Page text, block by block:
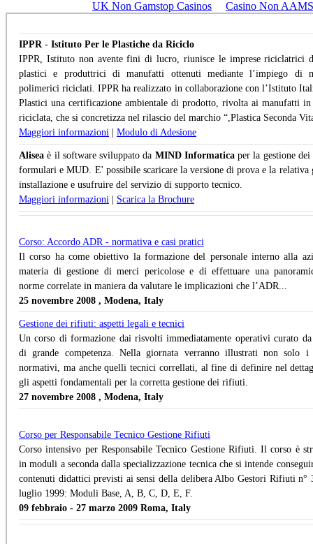
UK Non Gamstop Casinos Casino Non AAMS
IPPR- Istituto Per le Plastiche da Riciclo
IPPR, Istituto non avente fini di lucro, riunisce le imprese riciclatrici
plastici e produttrici di manufatti ottenuti mediante l’impiego di
polimerici riciclati. IPPR ha realizzato in collaborazione con l’Istituto
Plastici una certificazione ambientale di prodotto, rivolta ai manufatti in
riciclata, che si concretizza nel rilascio del marchio “,Plastica Seconda
Maggiori informazioni
Modulo di Adesione
Alisea è il software sviluppato da MIND Informaticaper la gestione dei
formulari e MUD. E' possibile scaricare la versione di prova e la relativa
installazione e usufruire del servizio di supporto tecnico.
Maggiori informazioni
Scarica la Brochure
Corso: Accordo ADR - normativa e casi pratici
Il corso ha come obiettivo la formazione del personale interno alla
materia di gestione di merci pericolose e di effettuare una
norme correlate in maniera da valutare le implicazioni che l’ADR...
25 novembre 2008 , Modena, Italy
Gestione dei rifiuti: aspetti legali e tecnici
Un corso di formazione dai risvolti immediatamente operativi curato
di grande competenza. Nella giornata verranno illustrati non solo i
normativi, ma anche quelli tecnici correllati, al fine di definire nel
gli aspetti fondamentali per la corretta gestione dei rifiuti.
27 novembre 2008 , Modena, Italy
Corso per Responsabile Tecnico Gestione Rifiuti
Corso intensivo per Responsabile Tecnico Gestione Rifiuti. Il corso è
in moduli a seconda dalla specializzazione tecnica che si intende
contenuti didattici previsti ai sensi della delibera Albo Gestori Rifiuti n°
luglio 1999: Moduli Base, A, B, C, D, E, F.
09 febbraio - 27 marzo 2009 Roma, Italy